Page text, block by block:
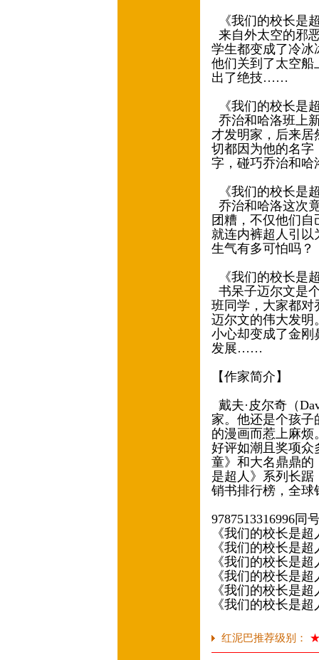
《我们的校长是
来自外太空的邪
学生都变成了冷冰
他们关到了太空船
出了绝技……
《我们的校长是
乔治和哈洛班上
才发明家，后来居
切都因为他的名字
字，碰巧乔治和
《我们的校长是
乔治和哈洛这次
团糟，不仅他们
就连内裤超人引以
生气有多可怕吗？
《我们的校长是
书呆子迈尔文是
班同学，大家都对
迈尔文的伟大发明
小心却变成了金刚
发展……
【作家简介】
戴夫·皮尔奇（
家。他还是个孩
的漫画而惹上麻
好评如潮且奖项众
童》和大名鼎鼎的
是超人》系列长
销书排行榜，全
9787513316996同
《我们的校长是
《我们的校长是
《我们的校长是
《我们的校长是
《我们的校长是
《我们的校长是
红泥巴推荐级别：